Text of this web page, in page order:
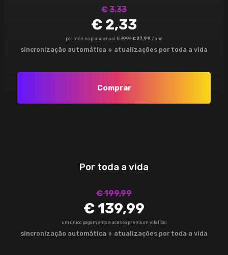
€ 3,33
€ 2,33
por mês no plano anual € 39,99 € 27,99 / ano
sincronização automática + atualizações por toda a vida
Comprar
Por toda a vida
€ 199,99
€ 139,99
um único pagamento e acesso premium vitalício
sincronização automática + atualizações por toda a vida